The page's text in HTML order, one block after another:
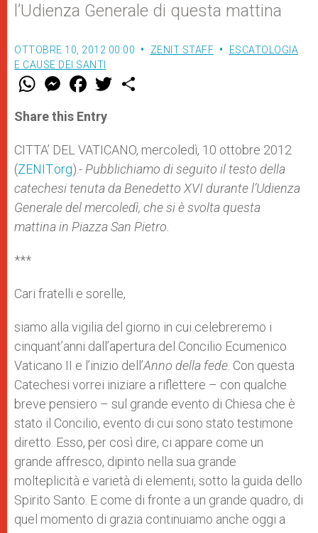
l’Udienza Generale di questa mattina
OTTOBRE 10, 2012 00:00 ZENIT STAFF
ESCATOLOGIA
E CAUSE DEI SANTI
W
t
s
p
p
M
e
s
e
g
e
r
F
a
e
b
o
k
w
r
Share this Entry
CITTA’ DEL VATICANO, mercoledì, 10 ottobre 2012
(ZENIT.org).- Pubblichiamo di seguito il testo della
catechesi tenuta da Benedetto XVI durante l’Udienza
Generale del mercoledì, che si è svolta questa
mattinain Piazza San Pietro.
***
Cari fratelli e sorelle,
siamo alla vigilia del giorno in cui celebreremo i
cinquant’anni dall’apertura del Concilio Ecumenico
Vaticano II e l’inizio dell’Anno della fede . Con questa
Catechesi vorrei iniziare a riflettere – con qualche
breve pensiero – sul grande evento di Chiesa che è
stato il Concilio, evento di cui sono stato testimone
diretto. Esso, per così dire, ci appare come un
grande affresco, dipinto nella sua grande
molteplicità e varietà di elementi, sotto la guida dello
Spirito Santo. E come di fronte a un grande quadro, di
quel momento di grazia continuiamo anche oggi a